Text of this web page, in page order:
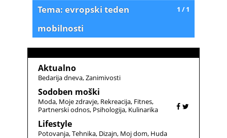
1 / 1
Tema: evropski teden
mobilnosti
Aktualno
Bedarija dneva Zanimivosti
Sodoben moški
Moda Moje zdravje Rekreacija Fitnes
Partnerski odnos Psihologija Kulinarika
Lifestyle
Potovanja Tehnika Dizajn Moj dom Huda